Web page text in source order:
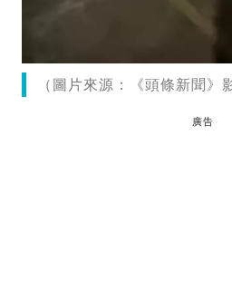
（圖片來源：《頭條新聞》
廣告